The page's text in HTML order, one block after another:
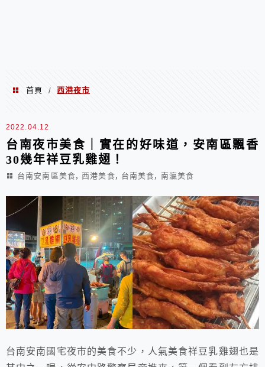
首頁 / 西港夜市
西港夜市
2022.04.12
台南夜市美食｜實在的好味道，安南區飄香
30幾年祥豆乳雞翅！
台南安南區美食,西港美食, 台南美食, 南瀛美食
台南安南國宅夜市的美食不少，人氣美食祥豆乳雞翅也是